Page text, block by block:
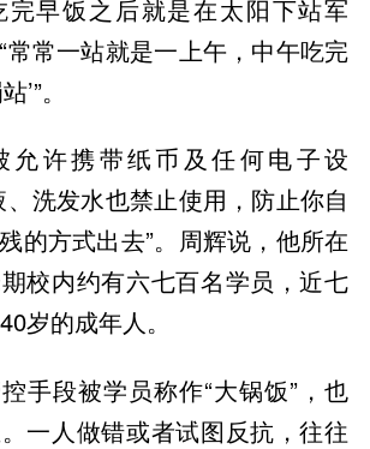
早饭之后就是在太阳下站军
常常一站就是一上午，中午吃完
。
允许携带纸币及任何电子设
、洗发水也禁止使用，防止你自
的方式出去”。周辉说，他所在
校内约有六七百名学员，近七
岁的成年人。
手段被学员称作“大锅饭”，也
一人做错或者试图反抗，往往